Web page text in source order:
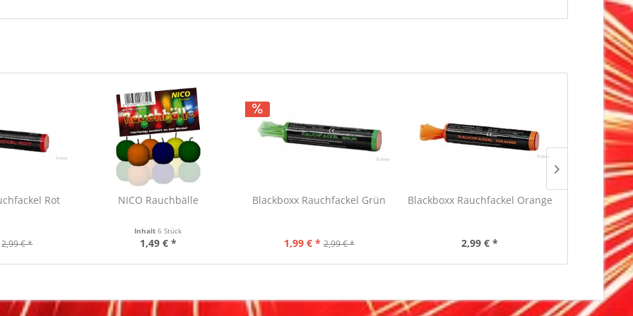
Rot
2,99 € *
NICO Rauchbälle
Inhalt6 Stück
1,49 € *
Blackboxx Rauchfackel Grün
1,99 € * 2,99 € *
Blackboxx Rauchfackel Orange
2,99 € * 1,99